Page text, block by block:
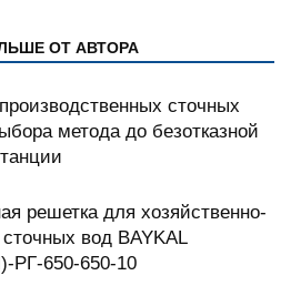
ОТ АВТОРА
сточных
метода до безотказной
решетка для хозяйственно-
вод BAYKAL
РГ-650-650-10